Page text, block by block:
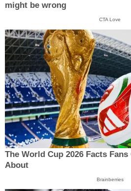
might be wrong
CTA Love
The World Cup 2026 Facts
About
Brainberries